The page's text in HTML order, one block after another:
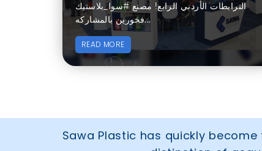
الترابطات الأردني الرابع! مصنع #سوا_بلاستيك
فخورين بالمشاركه...
READ MORE
Sawa Plastic has quickly